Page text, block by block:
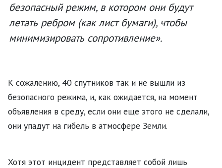
безопасный режим, в котором они будут
летать ребром (как лист бумаги), чтобы
минимизировать сопротивление».
К сожалению, 40 спутников так и не вышли из
безопасного режима, и, как ожидается, на момент
объявления в среду, если они еще этого не сделали,
они упадут на гибель в атмосфере Земли.
Хотя этот инцидент представляет собой лишь